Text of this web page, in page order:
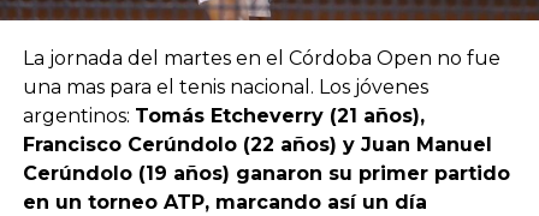
La jornada del martes en el Córdoba Open no fue
una mas para el tenis nacional. Los jóvenes
argentinos: Tomás Etcheverry (21 años),
Francisco Cerúndolo (22 años) y Juan Manuel
Cerúndolo (19 años) ganaron su primer partido
en un torneo ATP, marcando así un día